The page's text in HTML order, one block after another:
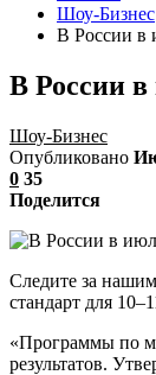
Шоу-Бизнес
В России в
В России в
Шоу-Бизнес
Опубликовано
0 35
Поделится
Следите за
стандарт для
«Программы по
результатов.